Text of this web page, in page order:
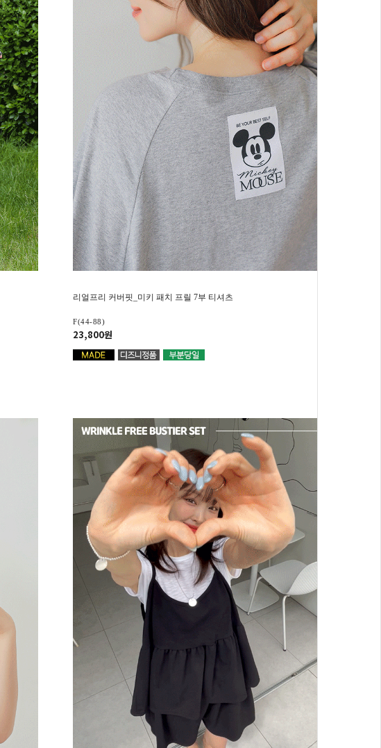
리얼프리 커버핏_미키 패치 프릴 7부 티셔츠
F(44-88)
23,800원